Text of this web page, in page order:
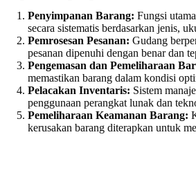
Penyimpanan Barang: Fungsi
secara sistematis berdasarkan jenis,
Pemrosesan Pesanan: Gudang
pesanan dipenuhi dengan benar dan
Pengemasan dan Pemeliharaan
memastikan barang dalam kondisi
Pelacakan Inventaris: Sistem
penggunaan perangkat lunak dan
Pemeliharaan Keamanan Barang:
kerusakan barang diterapkan untuk